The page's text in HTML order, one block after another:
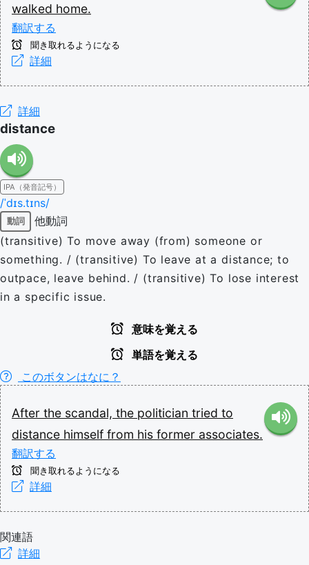
walked home.
翻訳する
聞き取れるようになる
詳細
詳細
distance
IPA（発音記号）
/ˈdɪs.tɪns/
動詞
他動詞
(transitive) To move away (from) someone or
something. / (transitive) To leave at a distance; to
outpace, leave behind. / (transitive) To lose interest
in a specific issue.
意味を覚える
単語を覚える
このボタンはなに？
After the scandal, the politician tried to
distance himself from his former associates.
翻訳する
聞き取れるようになる
詳細
関連語
詳細